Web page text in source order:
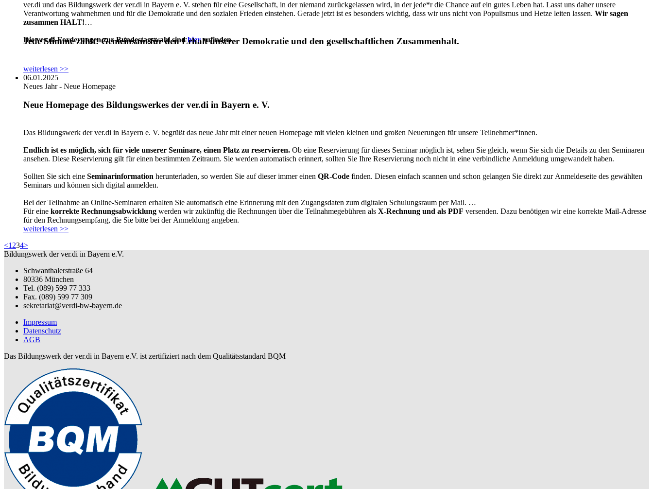
ver.di und das Bildungswerk der ver.di in Bayern e. V. stehen für eine Gesellschaft, in der niemand zurückgelassen wird, in der jede*r die Chance auf ein gutes Leben hat. Lasst uns daher unsere
Verantwortung wahrnehmen und für die Demokratie und den sozialen Frieden einstehen. Gerade jetzt ist es besonders wichtig, dass wir uns nicht von Populismus und Hetze leiten lassen. Wir sagen
zusammen HALT!
Die ver.di-Forderungen zur Bundestagswahl sindhierzufinden
Jede Stimme zählt! Gemeinsam für den Erhalt unserer Demokratie und den gesellschaftlichen Zusammenhalt.
weiterlesen >>
06.01.2025
Neues Jahr - Neue Homepage
Neue Homepage des Bildungswerkes der ver.di in Bayern e. V.
Das Bildungswerk der ver.di in Bayern e. V. begrüßt das neue Jahr mit einer neuen Homepage mit vielen kleinen und großen Neuerungen für unsere Teilnehmer*innen.
Endlich ist es möglich, sich für viele unserer Seminare, einen Platz zu reservieren. Ob eine Reservierung für dieses Seminar möglich ist, sehen Sie gleich, wenn Sie sich die Details zu den Seminaren
ansehen. Diese Reservierung gilt für einen bestimmten Zeitraum. Sie werden automatisch erinnert, sollten Sie Ihre Reservierung noch nicht in eine verbindliche Anmeldung umgewandelt haben.
Sollten Sie sich eine Seminarinformation herunterladen, so werden Sie auf dieser immer einen QR-Code finden. Diesen einfach scannen und schon gelangen Sie direkt zur Anmeldeseite des gewählten
Seminars und können sich digital anmelden.
Bei der Teilnahme an Online-Seminaren erhalten Sie automatisch eine Erinnerung mit den Zugangsdaten zum digitalen Schulungsraum per Mail.
Für eine korrekte Rechnungsabwicklung werden wir zukünftig die Rechnungen über die Teilnahmegebühren als X-Rechnung und als PDF versenden. Dazu benötigen wir eine korrekte Mail-Adresse
für den Rechnungsempfang, die Sie bitte bei der Anmeldung angeben.
weiterlesen >>
<1 234>
Bildungswerk der ver.di in Bayern e.V.
Schwanthalerstraße 64
80336 München
Tel. (089) 599 77 333
Fax. (089) 599 77 309
sekretariat@verdi-bw-bayern.de
Impressum
Datenschutz
AGB
Das Bildungswerk der ver.di in Bayern e.V. ist zertifiziert nach dem Qualitätsstandard BQM